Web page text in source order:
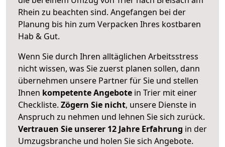
Rhein zu beachten sind. Angefangen bei der
Planung bis hin zum Verpacken Ihres kostbaren
Hab & Gut.
Wenn Sie durch Ihren alltäglichen Arbeitsstress
nicht wissen, was Sie zuerst planen sollen, dann
übernehmen unsere Partner für Sie und stellen
Ihnen kompetente Angebote in Trier mit einer
Checkliste. Zögern Sie nicht, unsere Dienste in
Anspruch zu nehmen und lehnen Sie sich zurück.
Vertrauen Sie unserer 12 Jahre Erfahrung in der
Umzugsbranche und holen Sie sich Angebote.